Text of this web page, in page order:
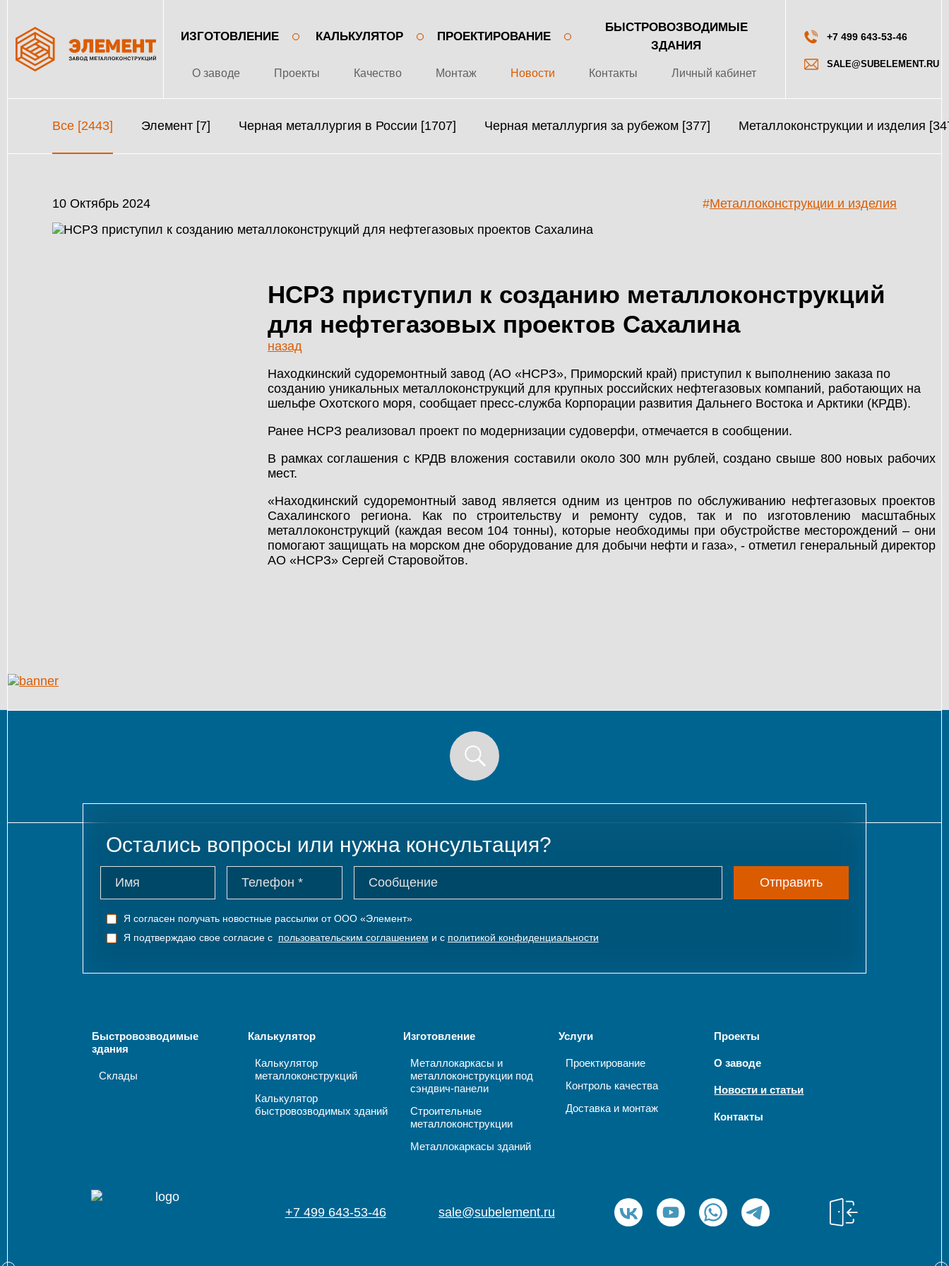
ИЗГОТОВЛЕНИЕ КАЛЬКУЛЯТОР ПРОЕКТИРОВАНИЕ
БЫСТРОВОЗВОДИМЫЕ
ЗДАНИЯ
О заводе Проекты Качество Монтаж Новости Контакты Личный кабинет
+7 499 643-53-46
SALE@SUBELEMENT.RU
МЕТАЛЛОКОНСТРУКЦИИ
КАРКАСЫ
МЕТАЛЛОКОНСТРУКЦИЙ
КАЛЬКУЛЯТОР
БЫСТРОВОЗВОДИМЫХ
ЗДАНИЙ
ПРОЕКТИРОВАНИЕ
БЫСТРОВОЗВОДИМЫЕ
ЗДАНИЯ
О ЗАВОДЕ
КАЧЕСТВО
МОНТАЖ
КОНТАКТЫ
ЛИЧНЫЙ КАБИНЕТ
ЛИЧНЫЙ КАБИНЕТ
Все [2443] Элемент [7] Черная металлургия в России [1707] Черная металлургия за рубежом [377] Металлоконструкции и изделия
10 Октябрь 2024 #Металлоконструкции и изделия
НСРЗ приступил к созданию металлоконструкций
для нефтегазовых проектов Сахалина
назад
Находкинский судоремонтный завод (АО «НСРЗ», Приморский край) приступил к выполнению заказа по
созданию уникальных металлоконструкций для крупных российских нефтегазовых компаний, работающих на
шельфе Охотского моря, сообщает пресс-служба Корпорации развития Дальнего Востока и Арктики (КРДВ).
Ранее НСРЗ реализовал проект по модернизации судоверфи, отмечается в сообщении.
В рамках соглашения с КРДВ вложения составили около 300 млн рублей, создано свыше 800 новых рабочих
мест.
«Находкинский судоремонтный завод является одним из центров по обслуживанию нефтегазовых проектов
Сахалинского региона. Как по строительству и ремонту судов, так и по изготовлению масштабных
металлоконструкций (каждая весом 104 тонны), которые необходимы при обустройстве месторождений – они
помогают защищать на морском дне оборудование для добычи нефти и газа», - отметил генеральный директор
АО «НСРЗ» Сергей Старовойтов.
Остались вопросы или нужна консультация?
Отправить
Я согласен получать новостные рассылки от ООО «Элемент»
Я подтверждаю свое согласие с пользовательским соглашением и с политикой конфиденциальности
Быстровозводимые
здания
Склады
Калькулятор
Калькулятор
металлоконструкций
Калькулятор
быстровозводимых зданий
Изготовление
Металлокаркасы и
металлоконструкции под
сэндвич-панели
Строительные
металлоконструкции
Металлокаркасы зданий
Услуги
Проектирование
Контроль качества
Доставка и монтаж
Проекты
О заводе
Новости и статьи
Контакты
+7 499 643-53-46 sale@subelement.ru